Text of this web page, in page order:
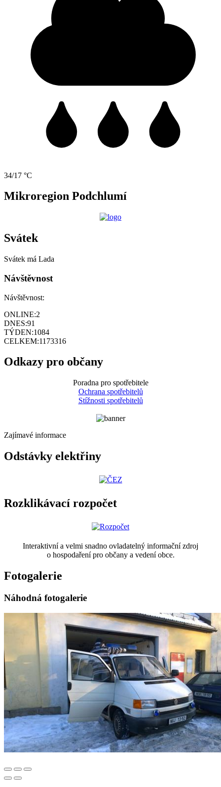
34/17 °C
Mikroregion Podchlumí
Svátek
Svátek má Lada
Návštěvnost
Návštěvnost:
ONLINE:2
DNES:91
TÝDEN:1084
CELKEM:1173316
Odkazy pro občany
Poradna pro spotřebitele
Ochrana spotřebitelů
Stížnosti spotřebitelů
Zajímavé informace
Odstávky elektřiny
Rozklikávací rozpočet
Interaktivní a velmi snadno ovladatelný informační zdroj
o hospodaření pro občany a vedení obce.
Fotogalerie
Náhodná fotogalerie